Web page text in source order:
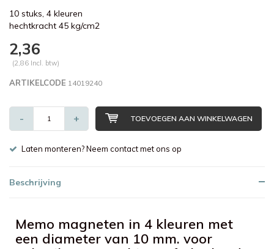
10 stuks, 4 kleuren
hechtkracht 45 kg/cm2
2,36
(2,86 Incl. btw)
ARTIKELCODE 14019240
- + TOEVOEGEN AAN WINKELWAGEN
Laten monteren? Neem contact met ons op
Beschrijving
Memo magneten in 4 kleuren met
een diameter van 10 mm. voor